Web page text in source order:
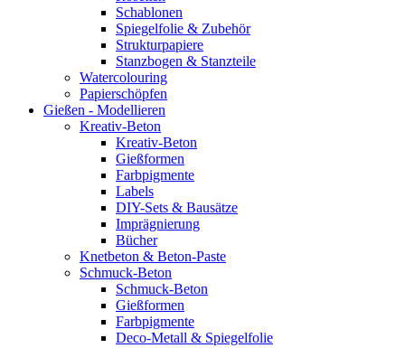
Schablonen
Spiegelfolie & Zubehör
Strukturpapiere
Stanzbogen & Stanzteile
Watercolouring
Papierschöpfen
Gießen - Modellieren
Kreativ-Beton
Kreativ-Beton
Gießformen
Farbpigmente
Labels
DIY-Sets & Bausätze
Imprägnierung
Bücher
Knetbeton & Beton-Paste
Schmuck-Beton
Schmuck-Beton
Gießformen
Farbpigmente
Deco-Metall & Spiegelfolie